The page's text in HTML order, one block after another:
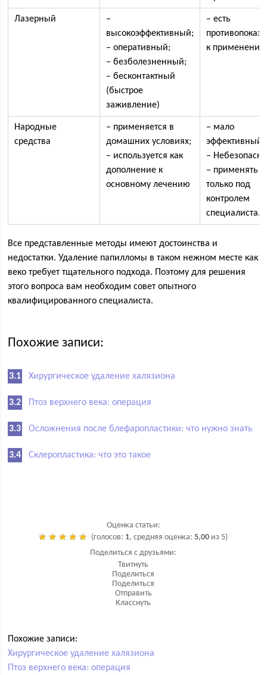
Лазерный
–
высокоэффективный;
– оперативный;
– безболезненный;
– бесконтактный
(быстрое
заживление)
– есть
к применению
Народные
средства
– применяется в
домашних условиях;
– используется как
дополнение к
основному лечению
– мало
эффективный;
–
– применять
только под
контролем
специалиста.
Все представленные методы имеют достоинства и
недостатки. Удаление папилломы в таком нежном месте как
веко требует тщательного подхода. Поэтому для решения
этого вопроса вам необходим совет опытного
квалифицированного специалиста.
Похожие записи:
Хирургическое удаление халязиона
Птоз верхнего века: операция
Осложнения после блефаропластики: что нужно знать
Склеропластика: что это такое
Оценка статьи:
(голосов: 1, средняя оценка:5,00 из 5)
Поделиться с друзьями:
Твитнуть
Поделиться
Поделиться
Отправить
Класснуть
Похожие записи:
Хирургическое удаление халязиона
Птоз верхнего века: операция